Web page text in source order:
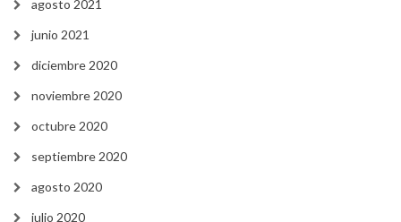
agosto 2021
junio 2021
diciembre 2020
noviembre 2020
octubre 2020
septiembre 2020
agosto 2020
julio 2020